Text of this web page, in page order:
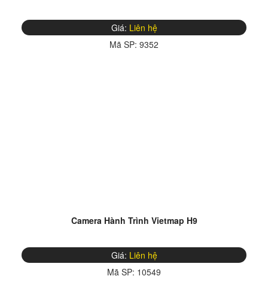
Giá: Liên hệ
Mã SP: 9352
Camera Hành Trình Vietmap H9
Giá: Liên hệ
Mã SP: 10549